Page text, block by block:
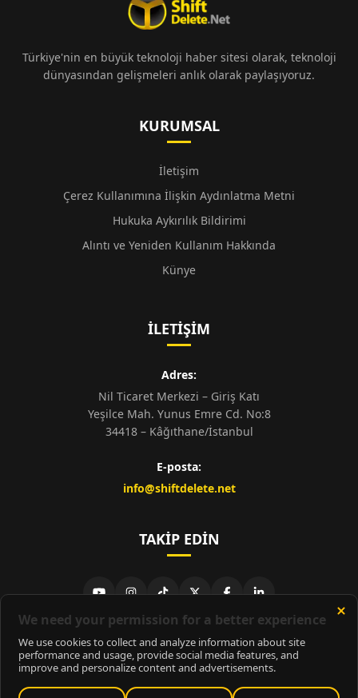
Türkiye'nin en büyük teknoloji haber sitesi olarak, teknoloji
dünyasından gelişmeleri anlık olarak paylaşıyoruz.
KURUMSAL
İletişim
Çerez Kullanımına İlişkin Aydınlatma Metni
Hukuka Aykırılık Bildirimi
Alıntı ve Yeniden Kullanım Hakkında
Künye
İLETIŞIM
Adres:
Nil Ticaret Merkezi – Giriş Katı
Yeşilce Mah. Yunus Emre Cd. No:8
34418 – Kâğıthane/İstanbul
E-posta:
info@shiftdelete.net
TAKIP EDIN
© 2026ShiftDelete.Net- Tüm hakları saklıdır.